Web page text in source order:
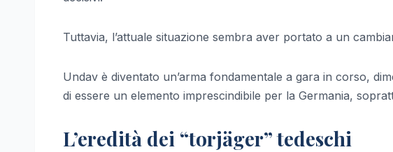
Tuttavia, l’attuale situazione sembra aver portato a un
Undav è diventato un’arma fondamentale a gara in corso,
di essere un elemento imprescindibile per la Germania,
L’eredità dei “torjäger” tedeschi